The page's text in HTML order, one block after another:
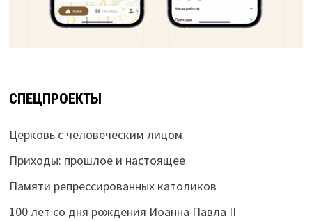
СПЕЦПРОЕКТЫ
Церковь с человеческим лицом
Приходы: прошлое и настоящее
Памяти репрессированных католиков
100 лет со дня рождения Иоанна Павла II